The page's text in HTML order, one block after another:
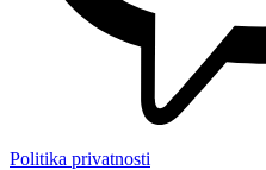
Politika privatnosti